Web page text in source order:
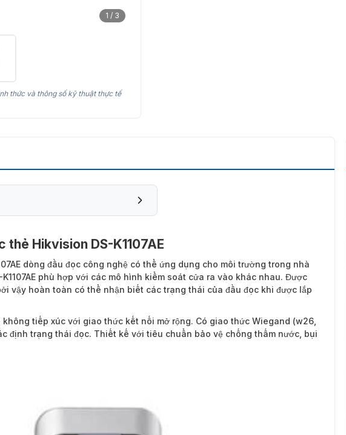
1 / 3
thức và thông số kỹ thuật thực tế
thẻ Hikvision DS-K1107AE
dòng đầu đọc công nghệ có thể ứng dụng cho môi trường trong nhà
phù hợp với các mô hình kiểm soát cửa ra vào khác nhau. Được
vậy hoàn toàn có thể nhận biết các trạng thái của đầu đọc khi được lắp
tiếp xúc với giao thức kết nối mở rộng. Có giao thức Wiegand (w26,
định trạng thái đọc. Thiết kế với tiêu chuẩn bảo vệ chống thấm nước, bụi